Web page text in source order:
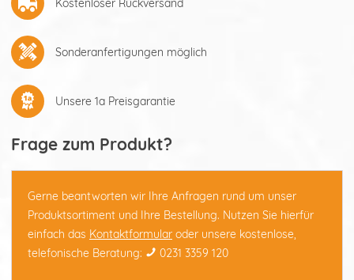
Kostenloser Rückversand
Sonderanfertigungen möglich
Unsere 1a Preisgarantie
Frage zum Produkt?
Gerne beantworten wir Ihre Anfragen rund um unser
Produktsortiment und Ihre Bestellung. Nutzen Sie hierfür
einfach das Kontaktformular oder unsere kostenlose,
telefonische Beratung:
0231 3359 120